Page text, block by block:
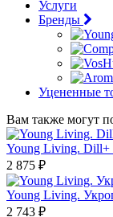
Услуги
Бренды
Уцененные
Вам также могут
Young Living. Dill+
2 875 ₽
Young Living.
2 743 ₽